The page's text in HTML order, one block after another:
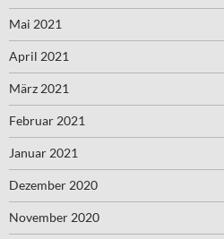
Mai 2021
April 2021
März 2021
Februar 2021
Januar 2021
Dezember 2020
November 2020